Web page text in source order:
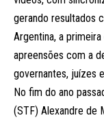
gerando resultados
Argentina, a
apreensões com a
governantes, juízes
No fim do ano
(STF) Alexandre de